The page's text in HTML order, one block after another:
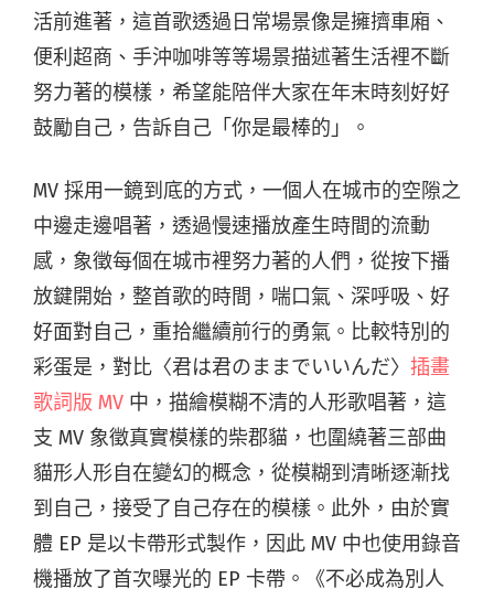
活前進著，這首歌透過日常場景像是擁擠車廂、
便利超商、手沖咖啡等等場景描述著生活裡不斷
努力著的模樣，希望能陪伴大家在年末時刻好好
鼓勵自己，告訴自己「你是最棒的」。
MV 採用一鏡到底的方式，一個人在城市的空隙之
中邊走邊唱著，透過慢速播放產生時間的流動
感，象徵每個在城市裡努力著的人們，從按下播
放鍵開始，整首歌的時間，喘口氣、深呼吸、好
好面對自己，重拾繼續前行的勇氣。比較特別的
彩蛋是，對比〈君は君のままでいいんだ〉 插畫
歌詞版 MV 中，描繪模糊不清的人形歌唱著，這
支 MV 象徵真實模樣的柴郡貓，也圍繞著三部曲
貓形人形自在變幻的概念，從模糊到清晰逐漸找
到自己，接受了自己存在的模樣。此外，由於實
體 EP 是以卡帶形式製作，因此 MV 中也使用錄音
機播放了首次曝光的 EP 卡帶。《不必成為別人